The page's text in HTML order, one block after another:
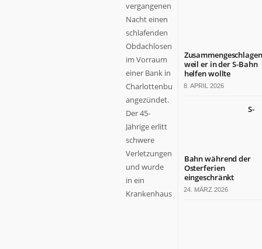
vergangenen
Nacht einen
schlafenden
Obdachlosen
im Vorraum
einer Bank in
Charlottenburg
angezündet.
Der 45-
Jährige erlitt
schwere
Verletzungen
und wurde
in ein
Krankenhaus...
weil er in der S-Bahn
helfen wollte
8. APRIL 2026
S-
Bahn während der
Osterferien
eingeschränkt
24. MÄRZ 2026